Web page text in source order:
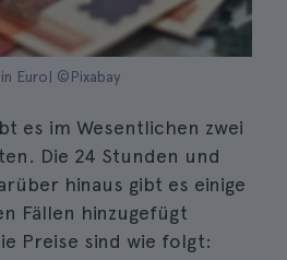
Euro| ©Pixabay
es im Wesentlichen zwei
Die 24 Stunden und
hinaus gibt es einige
Fällen hinzugefügt
Preise sind wie folgt: